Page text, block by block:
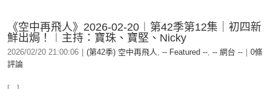
《空中再飛人》2026-02-20︱第42季第12集｜初四新
鮮出焗！︱主持：寶珠、寶堅、Nicky
2026/02/20 21:00:06 (第42季) 空中再飛人, -- Featured --, -- 網台 --
0條
評論